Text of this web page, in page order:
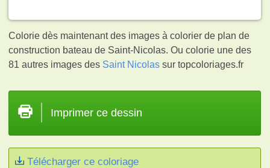
Colorie dès maintenant des images à colorier de plan de
construction bateau de Saint-Nicolas. Ou colorie une des
81 autres images des Saint Nicolas sur topcoloriages.fr
Imprimer ce dessin
Télécharger ce coloriage